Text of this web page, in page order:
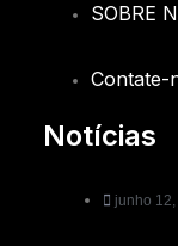
SOBRE
Contate-
Notícias
junho